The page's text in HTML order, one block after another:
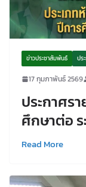
ข่าวประชาสัมพันธ์ ปร
17 กุมภาพันธ์ 2569
ประกาศร
ศึกษาต่อ ร
Read More